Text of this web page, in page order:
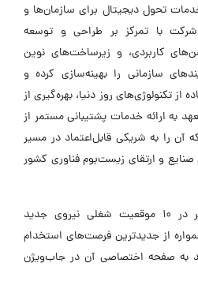
تحول دیجیتال برای سازمان‌ها و
شرکت با تمرکز بر طراحی و توسعه
کاربردی، و زیرساخت‌های نوین
سازمانی را بهینه‌سازی کرده و
از تکنولوژی‌های روز دنیا، بهره‌گیری از
به ارائه خدمات پشتیبانی مستمر از
آن را به شریکی قابل‌اعتماد در مسیر
و ارتقای زیست‌بوم فناوری کشور
اینوتک در حال حاضر در 10 موقعیت شغلی نیروی جدید
از جدیدترین فرصت‌های استخدام
به صفحه اختصاصی آن در جاب‌ویژن